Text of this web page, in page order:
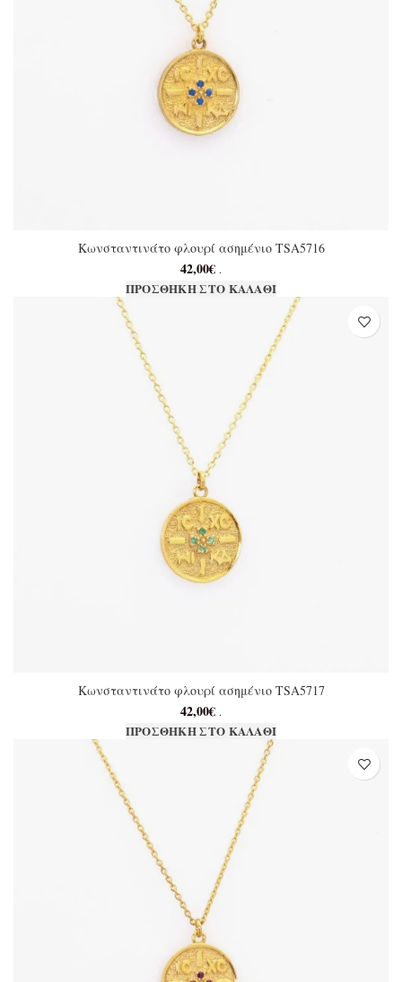
Κωνσταντινάτο φλουρί ασημένιο TSA5716
42,00€ .
ΠΡΟΣΘΉΚΗ ΣΤΟ ΚΑΛΆΘΙ
Κωνσταντινάτο φλουρί ασημένιο TSA5717
42,00€ .
ΠΡΟΣΘΉΚΗ ΣΤΟ ΚΑΛΆΘΙ